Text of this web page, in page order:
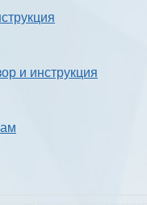
и инструкция